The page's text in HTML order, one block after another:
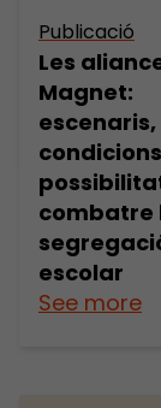
Publicació
Les
Magnet:
escenaris,
combatre
escolar
See more